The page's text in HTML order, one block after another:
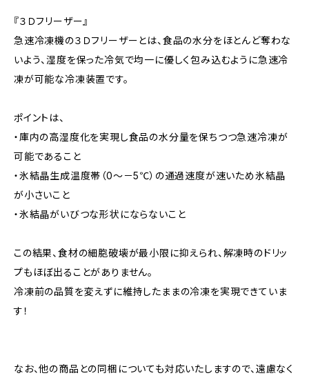
『３Ｄフリーザー』
急速冷凍機の３Ｄフリーザーとは、食品の水分をほとんど奪わな
いよう、湿度を保った冷気で均一に優しく包み込むように急速冷
凍が可能な冷凍装置です。
ポイントは、
・庫内の高湿度化を実現し食品の水分量を保ちつつ急速冷凍が
可能であること
・氷結晶生成温度帯（0～－5℃）の通過速度が速いため氷結晶
が小さいこと
・氷結晶がいびつな形状にならないこと
この結果、食材の細胞破壊が最小限に抑えられ、解凍時のドリッ
プもほぼ出ることがありません。
冷凍前の品質を変えずに維持したままの冷凍を実現できていま
す！
なお、他の商品との同梱についても対応いたしますので、遠慮なく